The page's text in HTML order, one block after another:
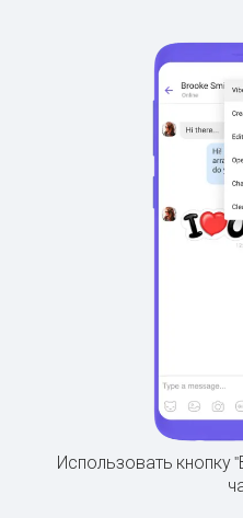
Использовать кнопку